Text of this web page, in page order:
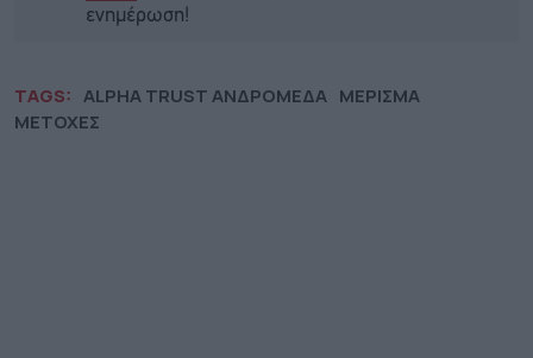
ενημέρωση!
TAGS: ALPHA TRUST ΑΝΔΡΟΜΕΔΑ ΜΕΡΙΣΜΑ
ΜΕΤΟΧΕΣ